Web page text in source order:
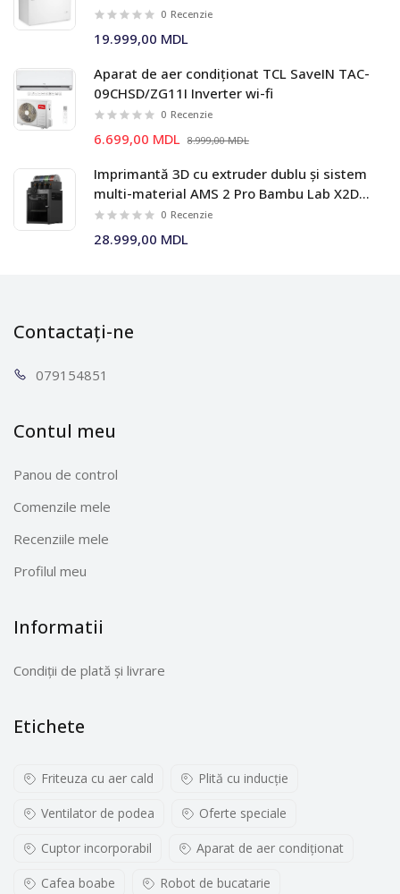
0 Recenzie
19.999,00 MDL
Aparat de aer condiționat TCL SaveIN TAC-
09CHSD/ZG11I Inverter wi-fi
0 Recenzie
6.699,00 MDL 8.999,00 MDL
Imprimantă 3D cu extruder dublu și sistem
multi-material AMS 2 Pro Bambu Lab X2D
Combo
0 Recenzie
28.999,00 MDL
Contactați-ne
0791 54851
Contul meu
Panou de control
Comenzile mele
Recenziile mele
Profilul meu
Informatii
Condiții de plată și livrare
Etichete
Friteuza cu aer cald Plită cu inducţie
Ventilator de podea Oferte speciale
Cuptor incorporabil Aparat de aer condiționat
Cafea boabe Robot de bucatarie